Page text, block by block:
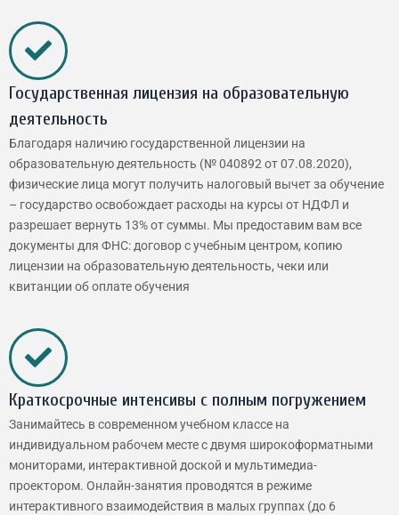
Государственная лицензия на образовательную
деятельность
Благодаря наличию государственной лицензии на
образовательную деятельность (№ 040892 от 07.08.2020),
физические лица могут получить налоговый вычет за обучение
– государство освобождает расходы на курсы от НДФЛ и
разрешает вернуть 13% от суммы. Мы предоставим вам все
документы для ФНС: договор с учебным центром, копию
лицензии на образовательную деятельность, чеки или
квитанции об оплате обучения
Краткосрочные интенсивы с полным погружением
Занимайтесь в современном учебном классе на
индивидуальном рабочем месте с двумя широкоформатными
мониторами, интерактивной доской и мультимедиа-
проектором. Онлайн-занятия проводятся в режиме
интерактивного взаимодействия в малых группах (до 6